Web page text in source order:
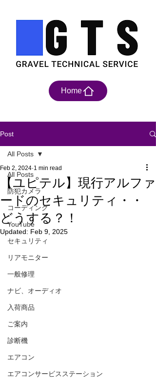
Home
Post
All Posts
防犯カメラ
コーディング
YouTube
セキュリティ
リアモニター
一般修理
ナビ、オーディオ
入荷商品
ご案内
診断機
エアコン
エアコンサービスステーション
All Posts
【ユピテル】現行アルファ
ードのセキュリティ・・
どうする？！
Feb 2, 2024 1 min read
Updated: Feb 9, 2025